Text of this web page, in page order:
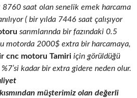
saat olan senelik emek harcama
( bir yılda 7446 saat çalışıyor
sarımlarında bir fazındaki 0.5
motorda 2000$ extra bir harcamaya,
cnc motoru Tamiri için görüldüğü
kadar bir extra gidere neden olur.
kısmından müşterimiz olan değerli